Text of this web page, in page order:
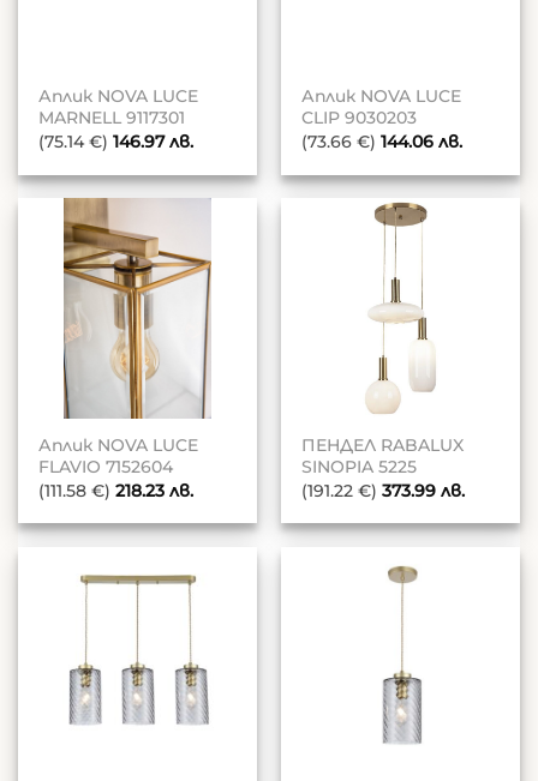
Аплик NOVA LUCE
MARNELL 9117301
(75.14 €) 146.97лв.
Аплик NOVA LUCE
CLIP 9030203
(73.66 €) 144.06лв.
Аплик NOVA LUCE
FLAVIO 7152604
(111.58 €) 218.23лв.
ПЕНДЕЛ RABALUX
SINOPIA 5225
(191.22 €) 373.99лв.